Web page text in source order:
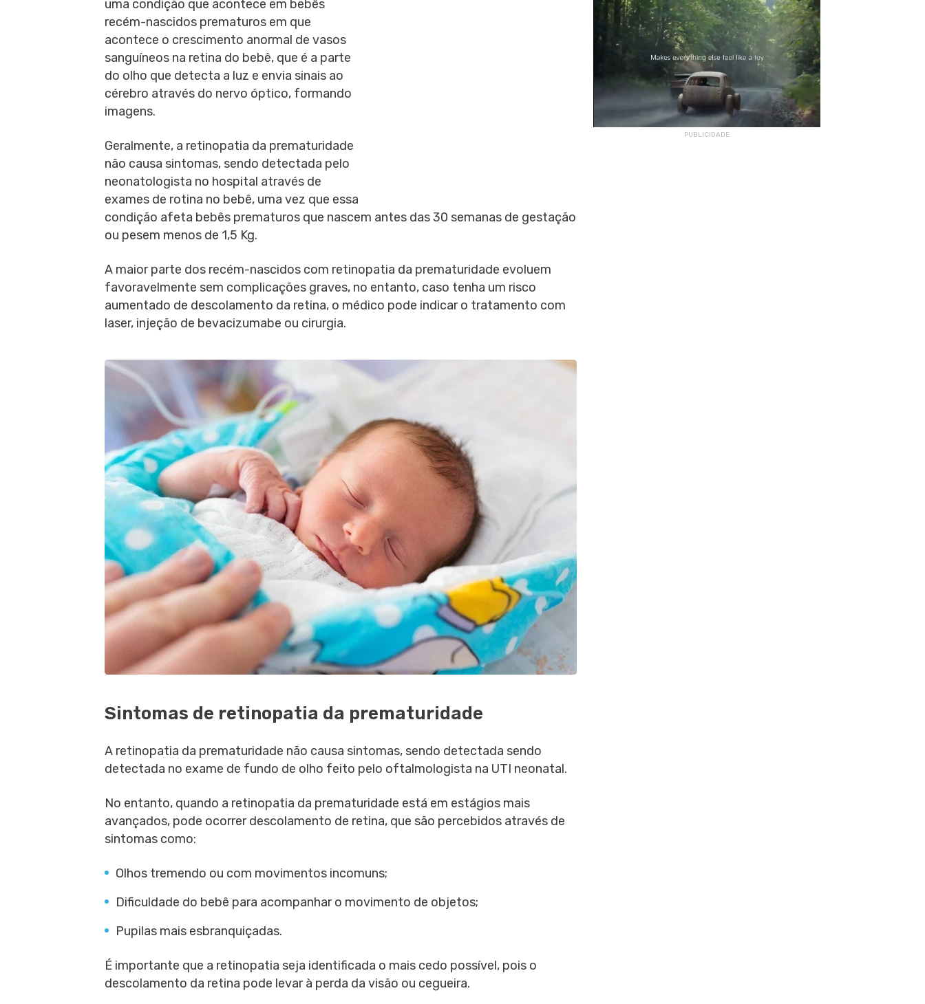
uma condição que acontece em bebês
recém-nascidos prematuros em que
acontece o crescimento anormal de vasos
sanguíneos na retina do bebê, que é a parte
do olho que detecta a luz e envia sinais ao
cérebro através do nervo óptico, formando
imagens.
Geralmente, a retinopatia da prematuridade
não causa sintomas, sendo detectada pelo
neonatologista no hospital através de
exames de rotina no bebê, uma vez que essa
condição afeta bebês prematuros que nascem antes das 30 semanas de gestação
ou pesem menos de 1,5 Kg.
A maior parte dos recém-nascidos com retinopatia da prematuridade evoluem
favoravelmente sem complicações graves, no entanto, caso tenha um risco
aumentado de descolamento da retina, o médico pode indicar o tratamento com
laser, injeção de bevacizumabe ou cirurgia.
Sintomas de retinopatia da prematuridade
A retinopatia da prematuridade não causa sintomas, sendo detectada sendo
detectada no exame de fundo de olho feito pelo oftalmologista na UTI neonatal.
No entanto, quando a retinopatia da prematuridade está em estágios mais
avançados, pode ocorrer descolamento de retina, que são percebidos através de
sintomas como:
Olhos tremendo ou com movimentos incomuns;
Dificuldade do bebê para acompanhar o movimento de objetos;
Pupilas mais esbranquiçadas.
É importante que a retinopatia seja identificada o mais cedo possível, pois o
descolamento da retina pode levar à perda da visão ou cegueira.